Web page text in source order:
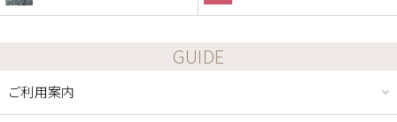
GUIDE
ご利用案内